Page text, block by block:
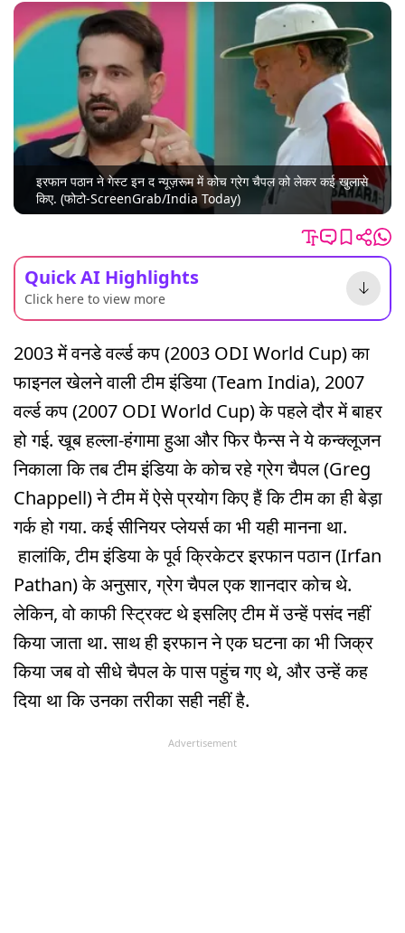
इरफान पठान ने गेस्ट इन द न्यूज़रूम में कोच ग्रेग चैपल को लेकर कई खुलासे
किए. (फोटो-ScreenGrab/India Today)
Quick AI Highlights
Click here to view more
2003 में वनडे वर्ल्ड कप (2003 ODI World Cup) का
फाइनल खेलने वाली टीम इंडिया (Team India), 2007
वर्ल्ड कप (2007 ODI World Cup) के पहले दौर में बाहर
हो गई. खूब हल्ला-हंगामा हुआ और फिर फैन्स ने ये कन्क्लूजन
निकाला कि तब टीम इंडिया के कोच रहे ग्रेग चैपल (Greg
Chappell) ने टीम में ऐसे प्रयोग किए हैं कि टीम का ही बेड़ा
गर्क हो गया. कई सीनियर प्लेयर्स का भी यही मानना था.
हालांकि, टीम इंडिया के पूर्व क्र‍िकेटर इरफान पठान (Irfan
Pathan) के अनुसार, ग्रेग चैपल एक शानदार कोच थे.
लेकिन, वो काफी स्ट्र‍िक्ट थे इसलिए टीम में उन्हें पसंद नहीं
किया जाता था. साथ ही इरफान ने एक घटना का भी जिक्र
किया जब वो सीधे चैपल के पास पहुंच गए थे, और उन्हें कह
दिया था कि उनका तरीका सही नहीं है.
Advertisement